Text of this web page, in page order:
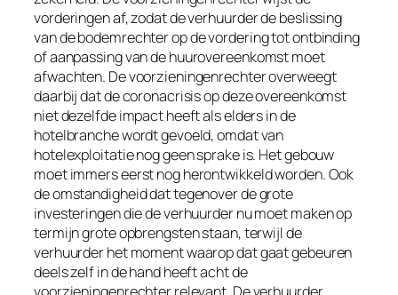
vorderingen af, zodat de verhuurder de beslissing
van de bodemrechter op de vordering tot ontbinding
of aanpassing van de huurovereenkomst moet
afwachten. De voorzieningenrechter overweegt
daarbij dat de coronacrisis op deze overeenkomst
niet dezelfde impact heeft als elders in de
hotelbranche wordt gevoeld, omdat van
hotelexploitatie nog geen sprake is. Het gebouw
moet immers eerst nog herontwikkeld worden. Ook
de omstandigheid dat tegenover de grote
investeringen die de verhuurder nu moet maken op
termijn grote opbrengsten staan, terwijl de
verhuurder het moment waarop dat gaat gebeuren
deels zelf in de hand heeft acht de